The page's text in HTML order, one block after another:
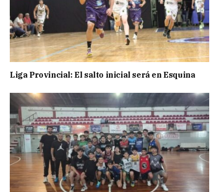
Liga Provincial: El salto inicial será en Esquina